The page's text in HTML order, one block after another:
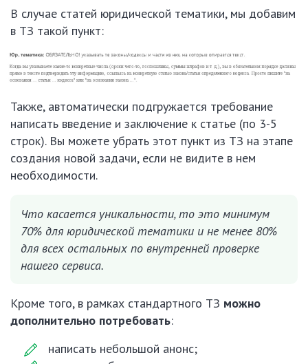
В случае статей юридической тематики, мы добавим
в ТЗ такой пункт:
Также, автоматически подгружается требование
написать введение и заключение к статье (по 3-5
строк). Вы можете убрать этот пункт из ТЗ на этапе
создания новой задачи, если не видите в нем
необходимости.
Что касается уникальности, то это минимум
70% для юридической тематики и не менее 80%
для всех остальных по внутренней проверке
нашего сервиса.
Кроме того, в рамках стандартного ТЗ можно
дополнительно потребовать:
написать небольшой анонс;